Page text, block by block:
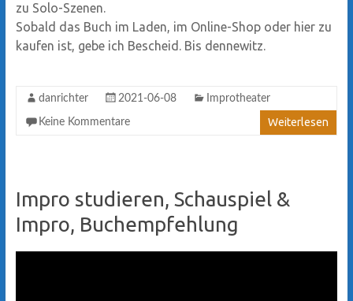
zu Solo-Szenen.
Sobald das Buch im Laden, im Online-Shop oder hier zu
kaufen ist, gebe ich Bescheid. Bis dennewitz.
danrichter 2021-06-08 Improtheater
Keine Kommentare Weiterlesen
Impro studieren, Schauspiel &
Impro, Buchempfehlung